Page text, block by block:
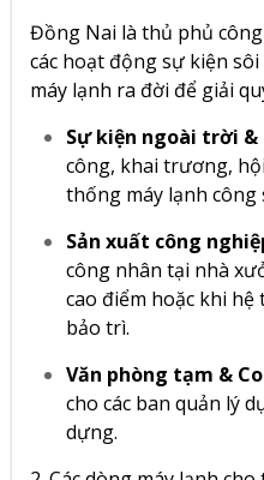
Đồng Nai là thủ phủ
các hoạt động sự kiện
máy lạnh ra đời để giải
Sự kiện ngoài trời &
công, khai trương,
thống máy lạnh công
Sản xuất công
công nhân tại nhà
cao điểm hoặc khi
bảo trì.
Văn phòng tạm &
cho các ban quản lý
dựng.